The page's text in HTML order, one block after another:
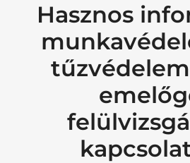
Hasznos